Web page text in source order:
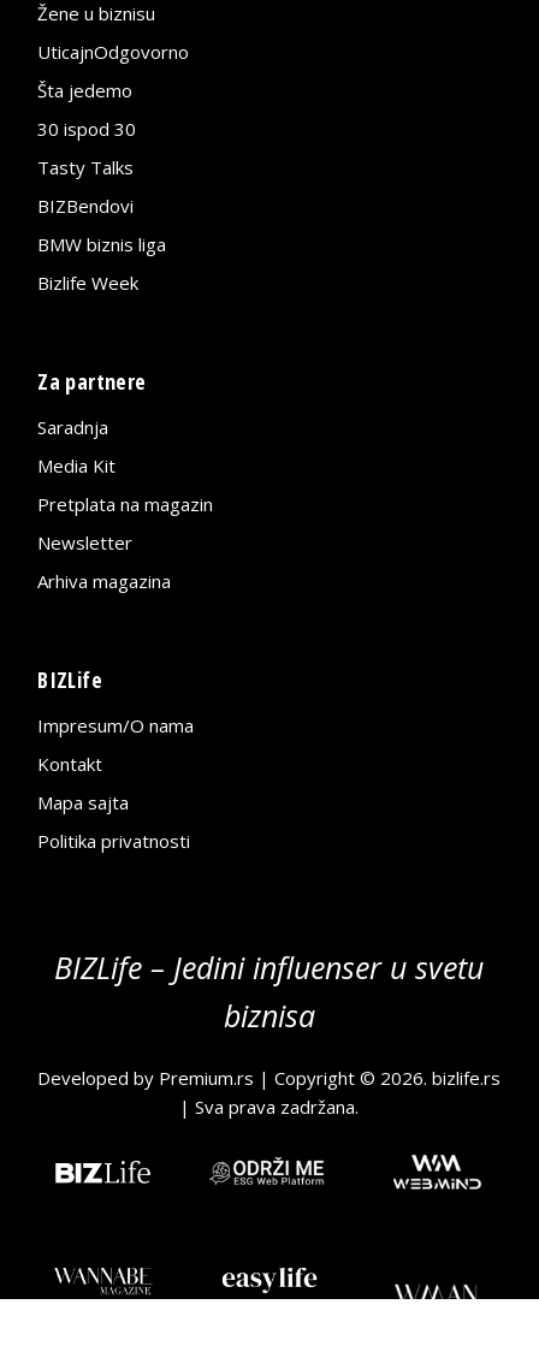
Žene u biznisu
UticajnOdgovorno
Šta jedemo
30 ispod 30
Tasty Talks
BIZBendovi
BMW biznis liga
Bizlife Week
Za partnere
Saradnja
Media Kit
Pretplata na magazin
Newsletter
Arhiva magazina
BIZLife
Impresum/O nama
Kontakt
Mapa sajta
Politika privatnosti
BIZLife – Jedini influenser u svetu
biznisa
Developed by Premium.rs | Copyright © 2026.bizlife.rs
| Sva prava zadržana.